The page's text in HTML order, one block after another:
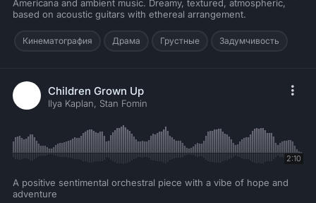
Americana and ambient music. Dreamy, textured, atmospheric,
based on acoustic guitars with ethereal arrangement.
Кинематография Драма Грустные Задумчивость
Children Grown Up
Ilya Kaplan, Stan Fomin
2:10
A positive sentimental orchestral piece with a vibe of hope and
adventure